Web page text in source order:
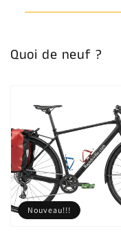
Quoi de neuf ?
Nouveau!!!